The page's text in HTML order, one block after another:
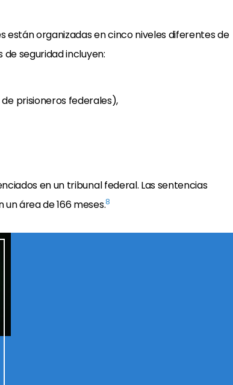
están organizadas en cinco niveles diferentes de
de seguridad incluyen:
prisioneros federales),
en un tribunal federal. Las sentencias
área de 166 meses.8